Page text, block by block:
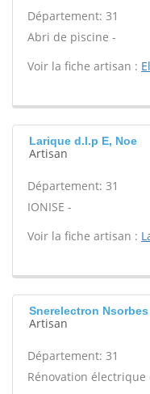
Département: 31
Abri de piscine -
Voir la fiche artisan :
Larique d.l.p E, Noe
Artisan
Département: 31
IONISE -
Voir la fiche artisan :
Snerelectron Nsorbes
Artisan
Département: 31
Rénovation